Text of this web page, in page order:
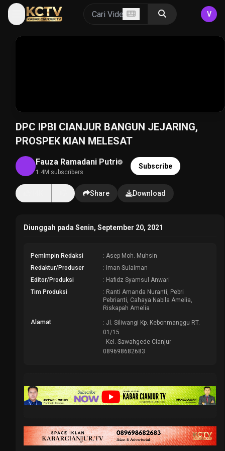
V
DPC IPBI CIANJUR BANGUN JEJARING,
PROSPEK KIAN MELESAT
Fauza Ramadani Putri
1.4M subscribers
Subscribe
Share Download
Diunggah pada Senin, September 20, 2021
Pemimpin Redaksi
: Asep Moh. Muhsin
Redaktur/Produser
: Iman Sulaiman
Editor/Produksi
: Hafidz Syamsul Anwari
Tim Produksi
: Ranti Amanda Nuranti, Pebri
Pebrianti, Cahaya Nabila Amelia,
Riskapah Amelia
Alamat
: Jl. Siliwangi Kp. Kebonmanggu RT.
01/15
Kel. Sawahgede Cianjur
089698682683